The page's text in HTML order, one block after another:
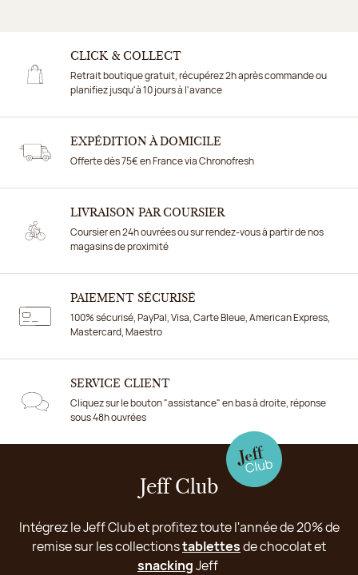
CLICK & COLLECT
Retrait boutique gratuit, récupérez 2h après commande ou
planifiez jusqu'à 10 jours à l'avance
EXPÉDITION À DOMICILE
Offerte dès 75€ en France via Chronofresh
LIVRAISON PAR COURSIER
Coursier en 24h ouvrées ou sur rendez-vous à partir de nos
magasins de proximité
PAIEMENT SÉCURISÉ
100% sécurisé, PayPal, Visa, Carte Bleue, American Express,
Mastercard, Maestro
SERVICE CLIENT
Cliquez sur le bouton "assistance" en bas à droite, réponse
sous 48h ouvrées
Jeff Club
Intégrez le Jeff Club et profitez toute l'année de 20% de
remise sur les collectionstablettesde chocolat et
snackingJeff